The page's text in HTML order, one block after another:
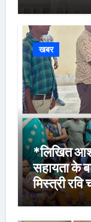
खबर
*लिखित
सहायता के
मिस्त्री रवि
नौकरी की